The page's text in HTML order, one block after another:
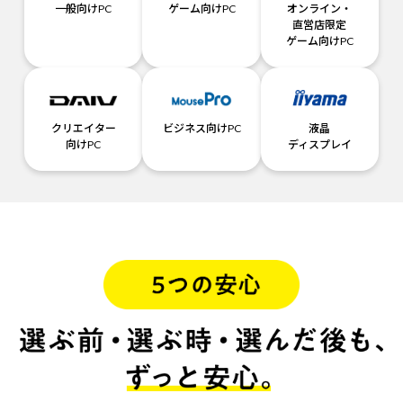
一般向けPC ゲーム向けPC
オンライン・
直営店限定
ゲーム向けPC
クリエイター
向けPC
ビジネス向けPC
液晶
ディスプレイ